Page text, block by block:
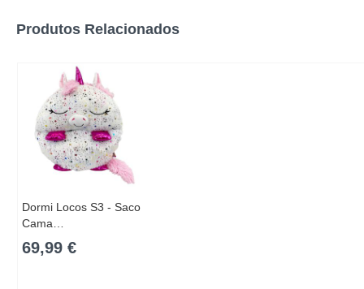
Produtos Relacionados
Dormi Locos S3 - Saco
Cama…
69,99 €